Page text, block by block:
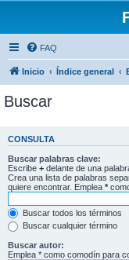
FAQ
Inicio Índice general
Buscar
CONSULTA
Buscar palabras clave:
Escribe + delante de una
Crea una lista de palabras
quiere encontrar. Emplea *
Buscar todos los términos
Buscar cualquier término
Buscar autor:
Emplea * como comodín para